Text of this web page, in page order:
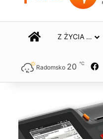
STRONA GŁÓWNA
Z ŻYCIA …
Radomsko 20 ℃